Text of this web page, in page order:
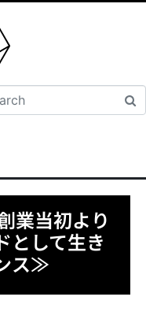
業当初より
として生き
ス≫